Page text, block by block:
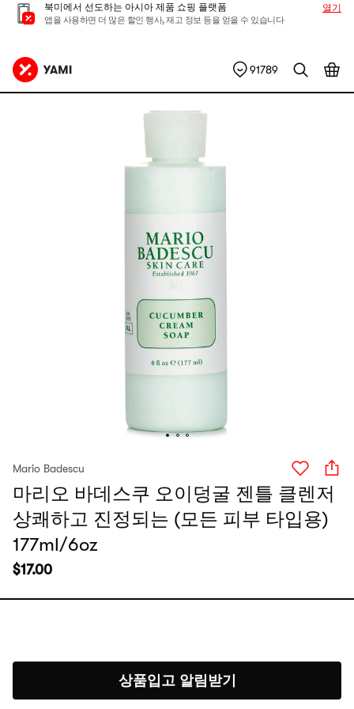
북미에서 선도하는 아시아 제품 쇼핑 플랫폼
앱을 사용하면 더 많은 할인 행사, 재고 정보 등을 얻을 수 있습니다
열기
91789
Mario Badescu
마리오 바데스쿠 오이덩굴 젠틀 클렌저
상쾌하고 진정되는 (모든 피부 타입용)
177ml/6oz
$17.00
상품입고 알림받기